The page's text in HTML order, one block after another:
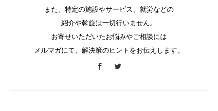
また、特定の施設やサービス、就労などの
紹介や斡旋は一切行いません。
お寄せいただいたお悩みやご相談には
メルマガにて、解決策のヒントをお伝えします。